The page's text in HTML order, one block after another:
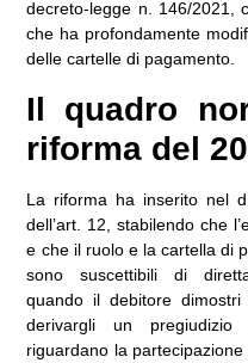
decreto-legge n. 146/2021,
che ha profondamente
delle cartelle di pagamento.
Il quadro
riforma del
La riforma ha inserito nel
dell’art. 12 , stabilendo che
e che il ruolo e la cartella di
sono suscettibili di
quando il debitore dimostri
derivargli un
riguardano la